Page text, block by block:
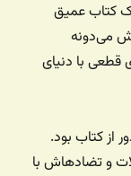
کتاب عمیق
می‌دونه
قطعی با دنیای
دور از کتاب بود.
و تضادهاش با